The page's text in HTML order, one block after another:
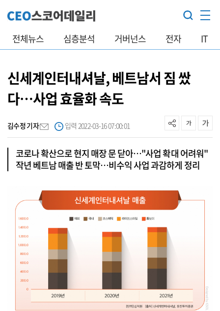
전체뉴스 심층분석 거버넌스 전자 IT
신세계인터내셔날, 베트남서 짐 쌌
다…사업 효율화 속도
김수정 기자 입력 2022-03-16 07:00:01
코로나 확산으로 현지 매장 문 닫아…"사업 확대 어려워"
작년 베트남 매출 반 토막…비수익 사업 과감하게 정리